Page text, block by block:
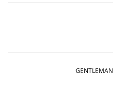
GENTLEMAN